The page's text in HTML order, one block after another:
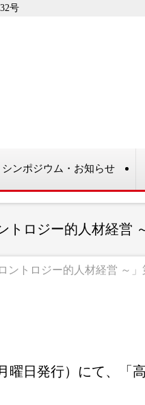
号
ンポジウム・お知らせ
ロジー的人材経営
トロジー的人材経営 ～」
日発行）にて、「